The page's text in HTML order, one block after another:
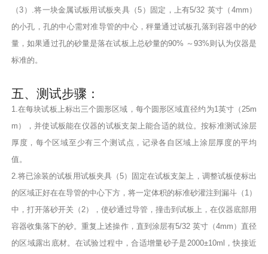
（3）.将一块金属试板用试板夹具（5）固定，上有5/32 英寸（4mm）
的小孔，孔的中心需对准导管的中心，秤量通过试板孔落到容器中的砂
量，如果通过孔的砂量是落在试板上总砂量的90% ～93%则认为仪器是
标准的。
五、测试步骤：
1.在每块试板上标出三个圆形区域，每个圆形区域直径约为1英寸（25m
m），并使试板能在仪器的试板支架上能合适的就位。按标准测试涂层
厚度，每个区域至少有三个测试点，记录各自区域上涂层厚度的平均
值。
2.将已涂装的试板用试板夹具（5）固定在试板支架上，调整试板使标出
的区域正好在在导管的中心下方，将一定体积的标准砂灌注到漏斗（1）
中，打开落砂开关（2），使砂通过导管，撞击到试板上，在仪器底部用
容器收集落下的砂。重复上述操作，直到涂层有5/32 英寸（4mm）直径
的区域露出底材。在试验过程中，合适增量砂子是2000±10ml，快接近